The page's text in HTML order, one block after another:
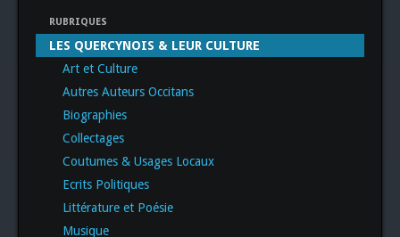
RUBRIQUES
LES QUERCYNOIS & LEUR CULTURE
Art et Culture
Autres Auteurs Occitans
Biographies
Collectages
Coutumes & Usages Locaux
Ecrits Politiques
Littérature et Poésie
Musique